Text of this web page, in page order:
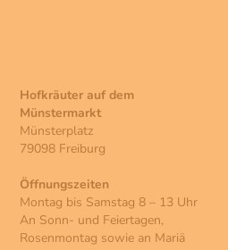
Hofkräuter auf dem
Münstermarkt
Münsterplatz
79098 Freiburg
Öffnungszeiten
Montag bis Samstag 8 – 13 Uhr
An Sonn- und Feiertagen,
Rosenmontag sowie an Mariä